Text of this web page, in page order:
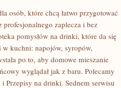
osób, które chcą łatwo przygotować
zaplecza i bez
pomysłów na drinki, które da się
kuchni: napojów, syropów,
po to, aby domowe mieszanie
wyglądał jak z baru. Polecamy
na drinki. Sednem serwisu